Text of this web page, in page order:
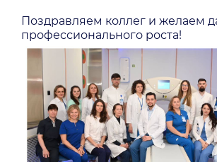
Поздравляем коллег и желаем
профессионального роста!